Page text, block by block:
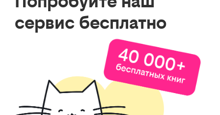
сервис бесплатно